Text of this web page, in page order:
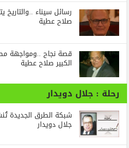
صلاح عطية
قصة نجاح ..ومواجهة
الكبير صلاح عطية
رحلة : جلال دويدار
شبكة الطرق الجديدة
جلال دويدار